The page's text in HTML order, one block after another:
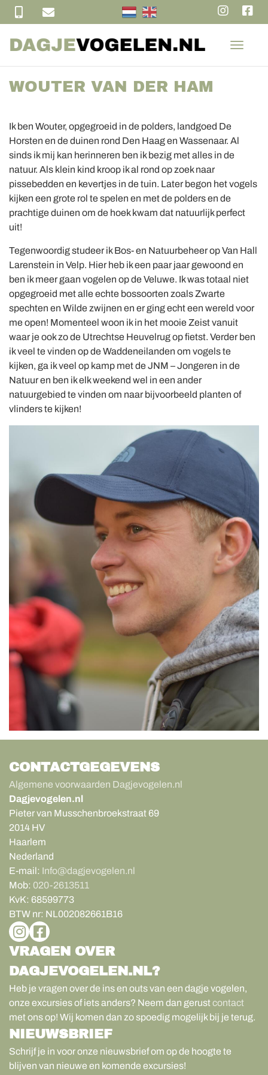
T
a
a
i
WOUTER VAN DER HAM
Ik ben Wouter, opgegroeid in de polders, landgoed De
Horsten en de duinen rond Den Haag en Wassenaar. Al
sinds ik mij kan herinneren ben ik bezig met alles in de
natuur. Als klein kind kroop ik al rond op zoek naar
pissebedden en kevertjes in de tuin. Later begon het vogels
kijken een grote rol te spelen en met de polders en de
prachtige duinen om de hoek kwam dat natuurlijk perfect
uit!
Tegenwoordig studeer ik Bos- en Natuurbeheer op Van Hall
Larenstein in Velp. Hier heb ik een paar jaar gewoond en
ben ik meer gaan vogelen op de Veluwe. Ik was totaal niet
opgegroeid met alle echte bossoorten zoals Zwarte
spechten en Wilde zwijnen en er ging echt een wereld voor
me open! Momenteel woon ik in het mooie Zeist vanuit
waar je ook zo de Utrechtse Heuvelrug op fietst. Verder ben
ik veel te vinden op de Waddeneilanden om vogels te
kijken, ga ik veel op kamp met de JNM – Jongeren in de
Natuur en ben ik elk weekend wel in een ander
natuurgebied te vinden om naar bijvoorbeeld planten of
vlinders te kijken!
CONTACTGEGEVENS
Algemene voorwaarden Dagjevogelen.nl
Dagjevogelen.nl
Pieter van Musschenbroekstraat 69
2014 HV
Haarlem
Nederland
E-mail: Info@dagjevogelen.nl
Mob: 020-2613511
KvK: 68599773
BTW nr: NL002082661B16
VRAGEN OVER
DAGJEVOGELEN.NL?
Heb je vragen over de ins en outs van een dagje vogelen,
onze excursies of iets anders? Neem dan gerustcontact
met ons op! Wij komen dan zo spoedig mogelijk bij je terug.
NIEUWSBRIEF
Schrijf je in voor onze nieuwsbrief om op de hoogte te
blijven van nieuwe en komende excursies!